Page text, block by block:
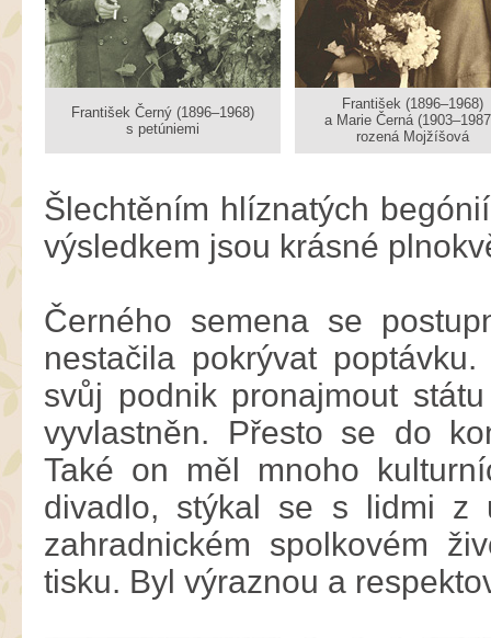
František Černý (1896–1968)
s petúniemi
František (1896–1968)
a Marie Černá
rozená Mojžíšová
Šlechtěním hlíznatých
výsledkem jsou krásné
Černého semena se
nestačila pokrývat
svůj podnik pronajmout
vyvlastněn. Přesto se do
Také on měl mnoho
divadlo, stýkal se s lidmi z
zahradnickém spolkovém
tisku. Byl výraznou a